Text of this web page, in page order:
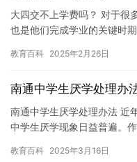
大四交不上学费吗？ 对于很
也是他们完成学业的关键时
财务…
教育百科 2025年2月26日
南通中学生厌学处理办
南通中学生厌学处理办法 近
中学生厌学现象日益普遍。
的发…
教育百科 2025年3月16日